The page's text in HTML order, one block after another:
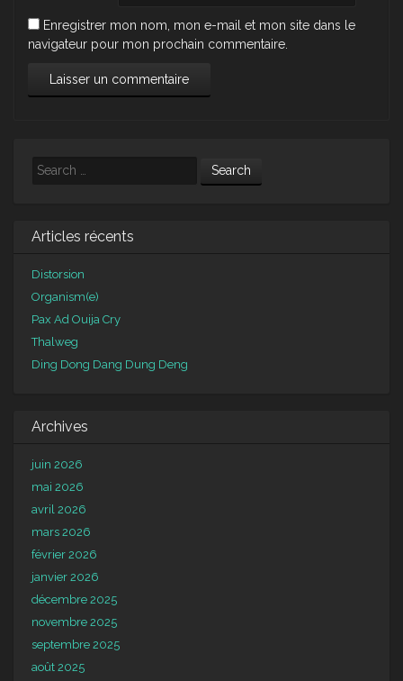
Enregistrer mon nom, mon e-mail et mon site dans le
navigateur pour mon prochain commentaire.
Search
Articles récents
Distorsion
Organism(e)
Pax Ad Ouija Cry
Thalweg
Ding Dong Dang Dung Deng
Archives
juin 2026
mai 2026
avril 2026
mars 2026
février 2026
janvier 2026
décembre 2025
novembre 2025
septembre 2025
août 2025